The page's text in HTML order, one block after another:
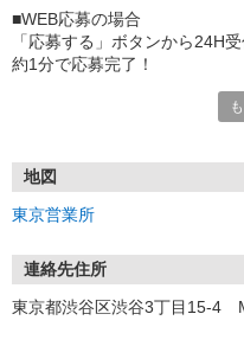
■WEB応募の場合
「応募する」ボタンから24H
約1分で応募完了！
①応募から3営業日を目安に、
★スマホでWEB面接（LINEな
す
③面接実施（履歴書不要）
地図
東京営業所
連絡先住所
東京都渋谷区渋谷3丁目15-4